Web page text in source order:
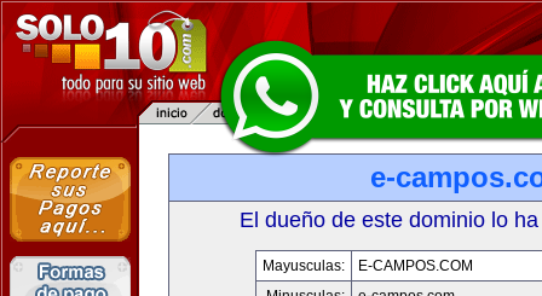
e-
El dueño de este dominio lo
Mayusculas:
E-CAMPOS.COM